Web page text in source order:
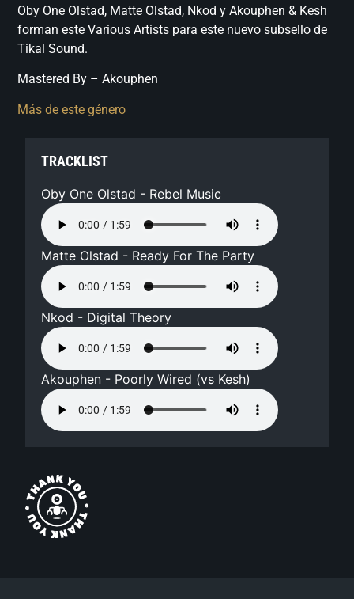
Oby One Olstad, Matte Olstad, Nkod y Akouphen & Kesh
forman este Various Artists para este nuevo subsello de
Tikal Sound.
Mastered By – Akouphen
Más de este género
TRACKLIST
Oby One Olstad - Rebel Music
Matte Olstad - Ready For The Party
Nkod - Digital Theory
Akouphen - Poorly Wired (vs Kesh)